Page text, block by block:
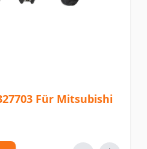
Für Mitsubishi